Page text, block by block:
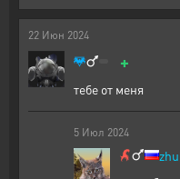
22 Июн 2024
+
тебе от меня
5 Июл 2024